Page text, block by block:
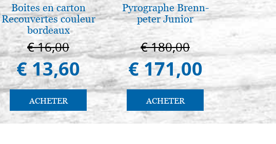
Boites en carton
Recouvertes couleur
bordeaux
€ 16,00
€ 13,60
ACHETER
Pyrographe Brenn-
peter Junior
€ 180,00
€ 171,00
ACHETER
Arte
€